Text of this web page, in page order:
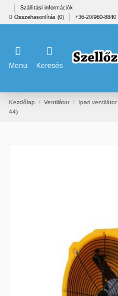
Szállítási információk
Összehasonlítás (0) +36-20/960-8840
Menu Keresés
Kezdőlap Ventilátor Ipari ventilátor
44)